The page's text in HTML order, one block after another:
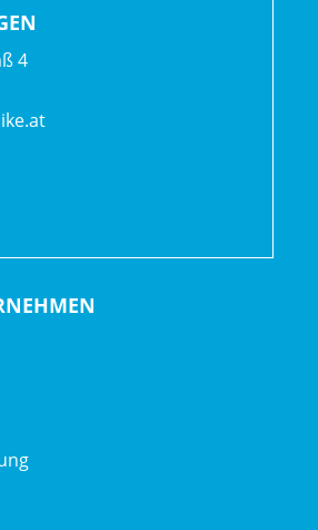
RSL 51, OCLV Carbon, Tubeless
100 x 12 mm-Steckachse
51, OCLV Carbon, Tubeless Ready,
12fach-Freilaufnabe von Shimano,
4